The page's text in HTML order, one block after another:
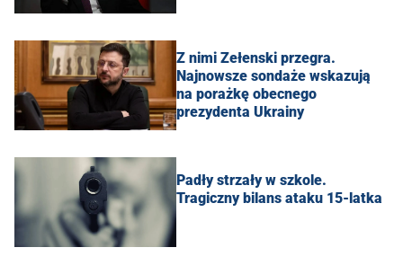
Z nimi Zełenski przegra.
Najnowsze sondaże wskazują
na porażkę obecnego
prezydenta Ukrainy
Padły strzały w szkole.
Tragiczny bilans ataku 15-latka